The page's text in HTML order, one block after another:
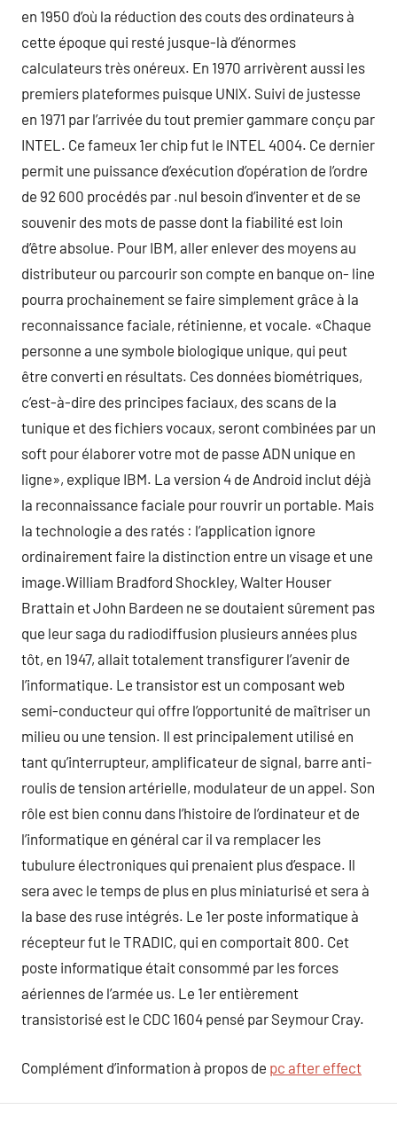
en 1950 d’où la réduction des couts des ordinateurs à
cette époque qui resté jusque-là d’énormes
calculateurs très onéreux. En 1970 arrivèrent aussi les
premiers plateformes puisque UNIX. Suivi de justesse
en 1971 par l’arrivée du tout premier gammare conçu par
INTEL. Ce fameux 1er chip fut le INTEL 4004. Ce dernier
permit une puissance d’exécution d’opération de l’ordre
de 92 600 procédés par .nul besoin d’inventer et de se
souvenir des mots de passe dont la fiabilité est loin
d’être absolue. Pour IBM, aller enlever des moyens au
distributeur ou parcourir son compte en banque on- line
pourra prochainement se faire simplement grâce à la
reconnaissance faciale, rétinienne, et vocale. «Chaque
personne a une symbole biologique unique, qui peut
être converti en résultats. Ces données biométriques,
c’est-à-dire des principes faciaux, des scans de la
tunique et des fichiers vocaux, seront combinées par un
soft pour élaborer votre mot de passe ADN unique en
ligne», explique IBM. La version 4 de Android inclut déjà
la reconnaissance faciale pour rouvrir un portable. Mais
la technologie a des ratés : l’application ignore
ordinairement faire la distinction entre un visage et une
image.William Bradford Shockley, Walter Houser
Brattain et John Bardeen ne se doutaient sûrement pas
que leur saga du radiodiffusion plusieurs années plus
tôt, en 1947, allait totalement transfigurer l’avenir de
l’informatique. Le transistor est un composant web
semi-conducteur qui offre l’opportunité de maîtriser un
milieu ou une tension. Il est principalement utilisé en
tant qu’interrupteur, amplificateur de signal, barre anti-
roulis de tension artérielle, modulateur de un appel. Son
rôle est bien connu dans l’histoire de l’ordinateur et de
l’informatique en général car il va remplacer les
tubulure électroniques qui prenaient plus d’espace. Il
sera avec le temps de plus en plus miniaturisé et sera à
la base des ruse intégrés. Le 1er poste informatique à
récepteur fut le TRADIC, qui en comportait 800. Cet
poste informatique était consommé par les forces
aériennes de l’armée us. Le 1er entièrement
transistorisé est le CDC 1604 pensé par Seymour Cray.
Complément d’information à propos de pc after effect